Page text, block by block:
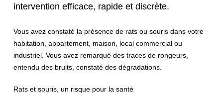
intervention efficace, rapide et discrète.
Vous avez constaté la présence de rats ou souris dans votre
habitation, appartement, maison, local commercial ou
industriel. Vous avez remarqué des traces de rongeurs,
entendu des bruits, constaté des dégradations.
Rats et souris, un risque pour la santé